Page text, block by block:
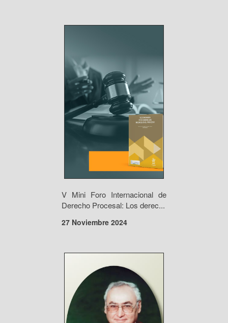
V Mini Foro Internacional de
Derecho Procesal: Los derec...
27 Noviembre 2024